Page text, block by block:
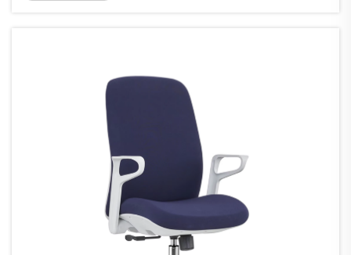
sjedenja. Njegova karakteristika je dinamična